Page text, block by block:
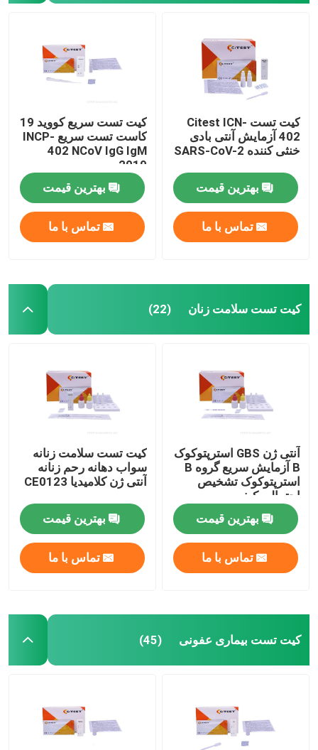
کیت تست Citest ICN-
402 آزمایش آنتی بادی
خنثی کننده SARS-CoV-2
بهترین قیمت
تماس با ما
کیت تست سریع کووید 19
کاست تست سریع INCP-
402 NCoV IgG IgM
2019
بهترین قیمت
تماس با ما
کیت تست سلامت زنان (22)
آنتی ژن GBS استرپتوکوک
B آزمایش سریع گروه B
استرپتوکوک تشخیص
احتمالی کیفی
بهترین قیمت
تماس با ما
کیت تست سلامت زنانه
سواب دهانه رحم زنانه
آنتی ژن کلامیدیا CE0123
بهترین قیمت
تماس با ما
کیت تست بیماری عفونی (45)